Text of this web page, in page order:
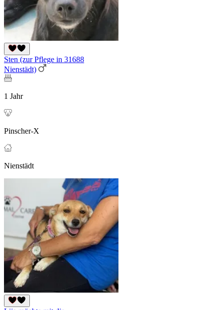
Sten (zur Pflege in 31688
Nienstädt)
1 Jahr
Pinscher-X
Nienstädt